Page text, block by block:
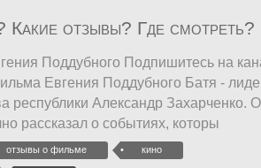
Какие отзывы? Где смотреть?
Поддубного Подпишитесь на
Евгения Поддубного Батя -
республики Александр Захарченко.
рассказал о событиях, которы
отзывы о фильме кино